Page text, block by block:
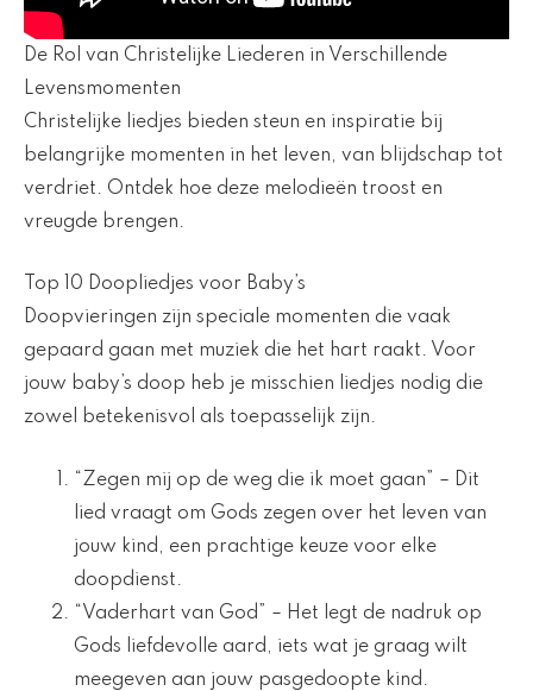
De Rol van Christelijke Liederen in Verschillende
Levensmomenten
Christelijke liedjes bieden steun en inspiratie bij
belangrijke momenten in het leven, van blijdschap tot
verdriet. Ontdek hoe deze melodieën troost en
vreugde brengen.
Top 10 Doopliedjes voor Baby’s
Doopvieringen zijn speciale momenten die vaak
gepaard gaan met muziek die het hart raakt. Voor
jouw baby’s doop heb je misschien liedjes nodig die
zowel betekenisvol als toepasselijk zijn.
“Zegen mij op de weg die ik moet gaan” – Dit
lied vraagt om Gods zegen over het leven van
jouw kind, een prachtige keuze voor elke
doopdienst.
“Vaderhart van God” – Het legt de nadruk op
Gods liefdevolle aard, iets wat je graag wilt
meegeven aan jouw pasgedoopte kind.